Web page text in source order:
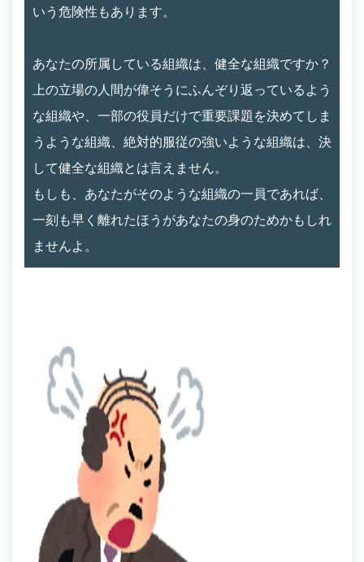
いう危険性もあります。
あなたの所属している組織は、健全な組織ですか？
上の立場の人間が偉そうにふんぞり返っているよう
な組織や、一部の役員だけで重要課題を決めてしま
うような組織、絶対的服従の強いような組織は、決
して健全な組織とは言えません。
もしも、あなたがそのような組織の一員であれば、
一刻も早く離れたほうがあなたの身のためかもしれ
ませんよ。